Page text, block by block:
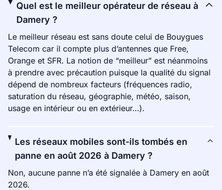
Quel est le meilleur opérateur de réseau à
Damery ?
Le meilleur réseau est sans doute celui de Bouygues
Telecom car il compte plus d’antennes que Free,
Orange et SFR. La notion de “meilleur” est néanmoins
à prendre avec précaution puisque la qualité du signal
dépend de nombreux facteurs (fréquences radio,
saturation du réseau, géographie, météo, saison,
usage en intérieur ou en extérieur…).
Les réseaux mobiles sont-ils tombés en
panne en août 2026 à Damery ?
Non, aucune panne n’a été signalée à Damery en août
2026.